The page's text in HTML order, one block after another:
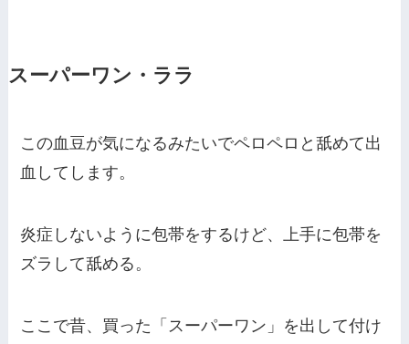
スーパーワン・ララ
この血豆が気になるみたいでペロペロと舐めて出
血してします。
炎症しないように包帯をするけど、上手に包帯を
ズラして舐める。
ここで昔、買った「スーパーワン」を出して付け